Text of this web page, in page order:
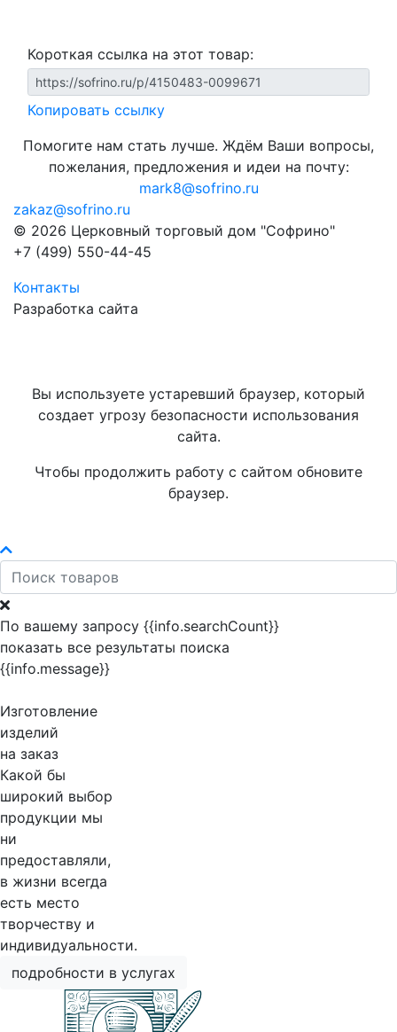
Короткая ссылка на этот товар:
Копировать ссылку
Помогите нам стать лучше. Ждём Ваши вопросы,
пожелания, предложения и идеи на почту:
mark8@sofrino.ru
zakaz@sofrino.ru
© 2026 Церковный торговый дом "Софрино"
+7 (499) 550-44-45
Контакты
Разработка сайта
Вы используете устаревший браузер, который
создает угрозу безопасности использования
сайта.
Чтобы продолжить работу с сайтом обновите
браузер.
По вашему запросу {{info.searchCount}}
показать все результаты поиска
{{info.message}}
Изготовление
изделий
на заказ
Какой бы
широкий выбор
продукции мы
ни
предоставляли,
в жизни всегда
есть место
творчеству и
индивидуальности.
подробности в услугах